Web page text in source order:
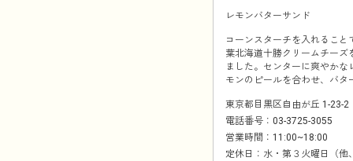
レモンバターサンド
コーンスターチを入れるこ
葉北海道十勝クリームチー
ました。センターに爽やか
モンのピールを合わせ、バ
東京都目黒区自由が丘 1-23-2
電話番号：03-3725-3055
営業時間：11:00~18:00
定休日：水・第３火曜日（他